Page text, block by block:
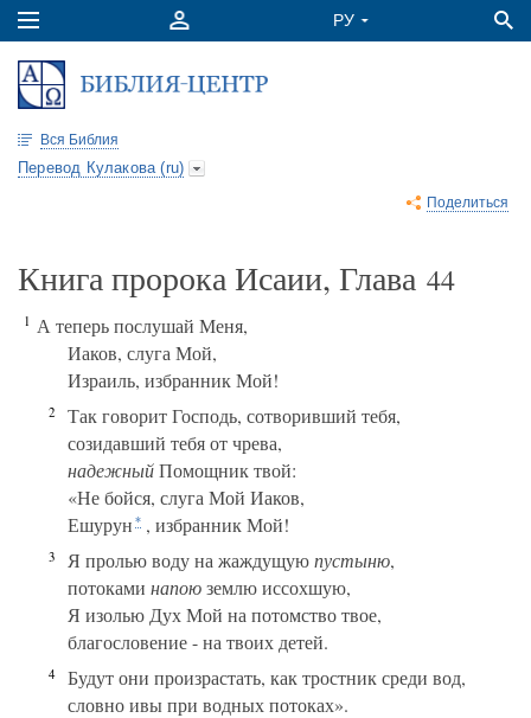
Вся Библия
Перевод Кулакова (ru)
Поделиться
Книга пророка Исаии, Глава 44
1 А теперь послушай Меня,
Иаков, слуга Мой,
Израиль, избранник Мой!
2
Так говорит Господь, сотворивший тебя,
созидавший тебя от чрева,
надежныйПомощник твой:
«Не бойся, слуга Мой Иаков,
Ешурун * , избранник Мой!
3 Я пролью воду на жаждущуюпустыню,
потоками напоюземлю иссохшую,
Я изолью Дух Мой на потомство твое,
благословение - на твоих детей.
4
Будут они произрастать, как тростник среди вод,
словно ивы при водных потоках».